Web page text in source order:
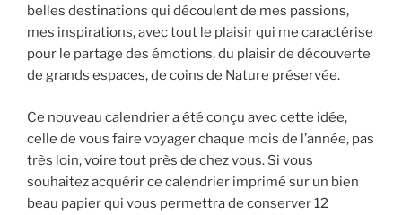
belles destinations qui découlent de mes passions,
mes inspirations, avec tout le plaisir qui me caractérise
pour le partage des émotions, du plaisir de découverte
de grands espaces, de coins de Nature préservée.
Ce nouveau calendrier a été conçu avec cette idée,
celle de vous faire voyager chaque mois de l’année, pas
très loin, voire tout près de chez vous. Si vous
souhaitez acquérir ce calendrier imprimé sur un bien
beau papier qui vous permettra de conserver 12